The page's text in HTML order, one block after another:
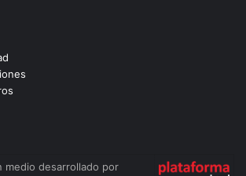
medio desarrollado por